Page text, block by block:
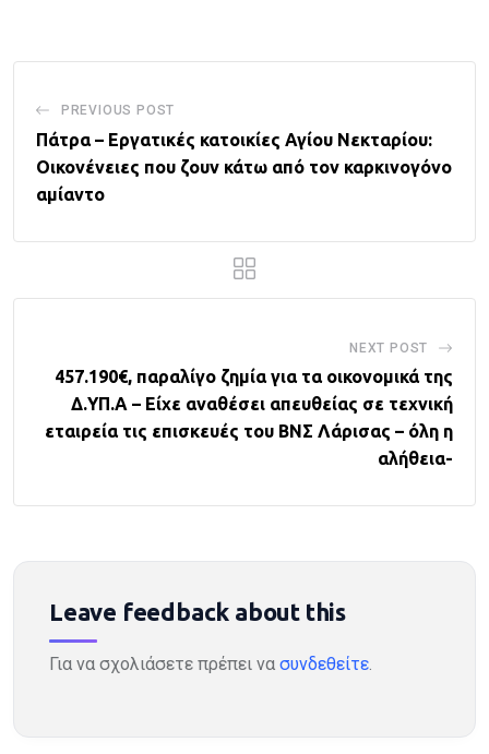
PREVIOUS POST
Πάτρα – Εργατικές κατοικίες Αγίου Νεκταρίου:
Οικονένειες που ζουν κάτω από τον καρκινογόνο
αμίαντο
NEXT POST
457.190€, παραλίγο ζημία για τα οικονομικά της
Δ.ΥΠ.Α – Είχε αναθέσει απευθείας σε τεχνική
εταιρεία τις επισκευές του ΒΝΣ Λάρισας – όλη η
αλήθεια-
Leave feedback about this
Για να σχολιάσετε πρέπει να συνδεθείτε